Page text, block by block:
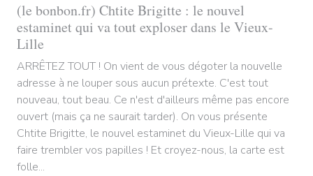
(le bonbon.fr) Chtite Brigitte : le nouvel
estaminet qui va tout exploser dans le Vieux-
Lille
ARRÊTEZ TOUT ! On vient de vous dégoter la nouvelle
adresse à ne louper sous aucun prétexte. C'est tout
nouveau, tout beau. Ce n'est d'ailleurs même pas encore
ouvert (mais ça ne saurait tarder). On vous présente
Chtite Brigitte, le nouvel estaminet du Vieux-Lille qui va
faire trembler vos papilles ! Et croyez-nous, la carte est
folle...